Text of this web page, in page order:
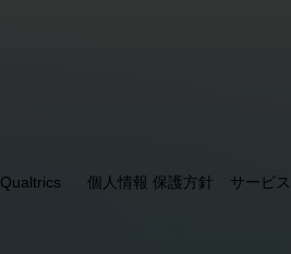
Qualtrics 個人情報 保護方針 サービ